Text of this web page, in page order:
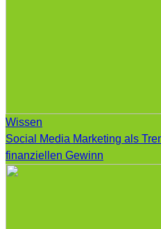
Wissen
Social Media Marketing als
finanziellen Gewinn